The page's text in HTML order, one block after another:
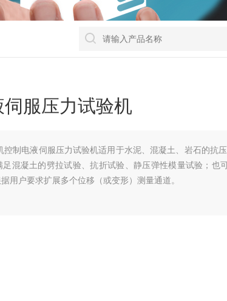
服压力试验机
控制电液伺服压力试验机适用于水泥、混凝土、岩石的抗
足混凝土的劈拉试验、抗折试验、静压弹性模量试验；也
用户要求扩展多个位移（或变形）测量通道。